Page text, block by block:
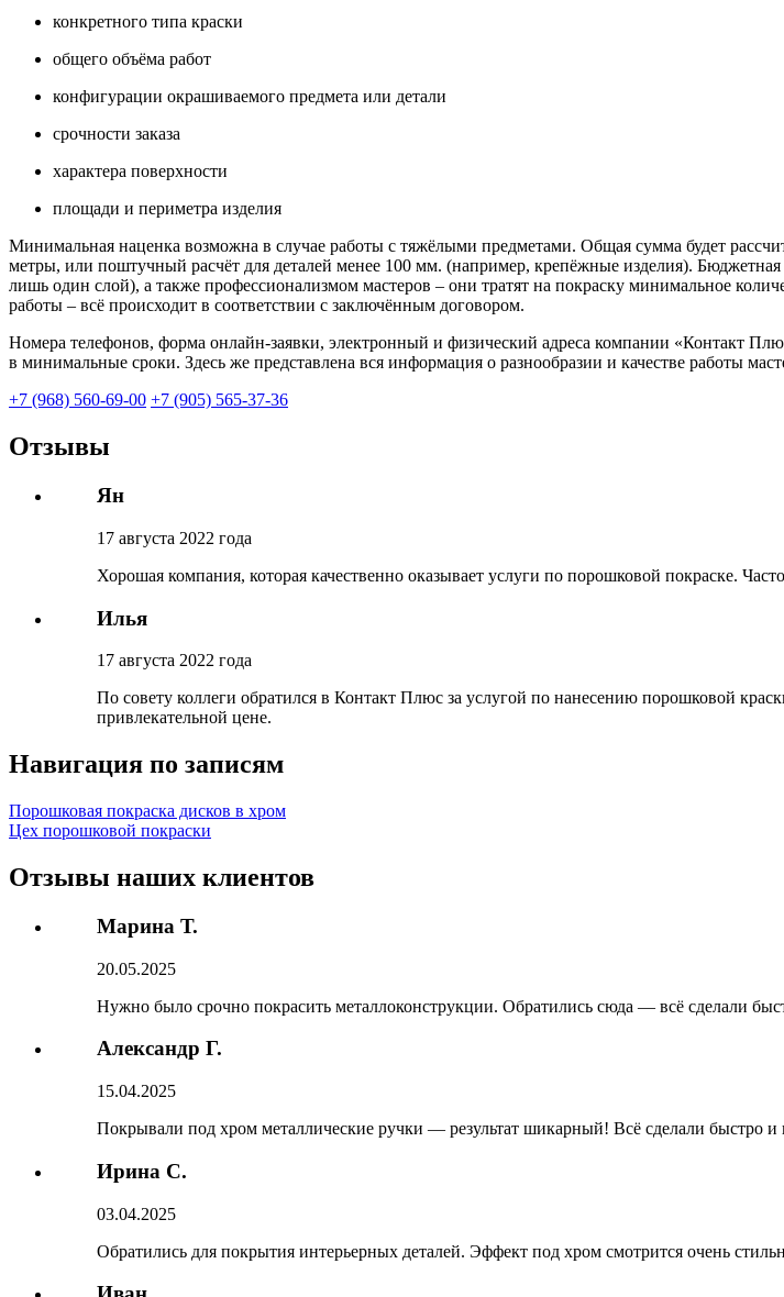
конкретного типа краски
общего объёма работ
конфигурации окрашиваемого предмета или детали
срочности заказа
характера поверхности
площади и периметра изделия
Минимальная наценка возможна в случае работы с тяжёлыми предметами. Общая сумма будет
метры, или поштучный расчёт для деталей менее 100 мм. (например, крепёжные изделия).
лишь один слой), а также профессионализмом мастеров – они тратят на покраску минимальное
работы – всё происходит в соответствии с заключённым договором.
Номера телефонов, форма онлайн-заявки, электронный и физический адреса компании «Контакт
в минимальные сроки. Здесь же представлена вся информация о разнообразии и качестве работы
+7 (968) 560-69-00 +7 (905) 565-37-36
Отзывы
Ян
17 августа 2022 года
Хорошая компания, которая качественно оказывает услуги по порошковой покраске.
Илья
17 августа 2022 года
По совету коллеги обратился в Контакт Плюс за услугой по нанесению порошковой
привлекательной цене.
Навигация по записям
Порошковая покраска дисков в хром
Цех порошковой покраски
Отзывы наших клиентов
Марина Т.
20.05.2025
Нужно было срочно покрасить металлоконструкции. Обратились сюда — всё сделали
Александр Г.
15.04.2025
Покрывали под хром металлические ручки — результат шикарный! Всё сделали быстро и
Ирина С.
03.04.2025
Обратились для покрытия интерьерных деталей. Эффект под хром смотрится очень